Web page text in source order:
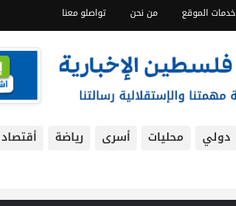
خدمات الموقع من نحن تواصلو معنا
دولي محليات أسرى رياضة أقتصاد